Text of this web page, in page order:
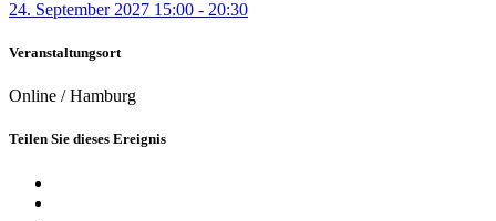
24. September 2027 15:00 - 20:30
Veranstaltungsort
Online / Hamburg
Teilen Sie dieses Ereignis